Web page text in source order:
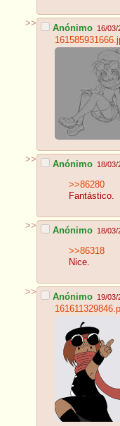
>> Anónimo 16/03/
>> Anónimo 18/03/
>>86280
Fantástico.
>> Anónimo 18/03/
>>86318
Nice.
>> Anónimo 19/03/